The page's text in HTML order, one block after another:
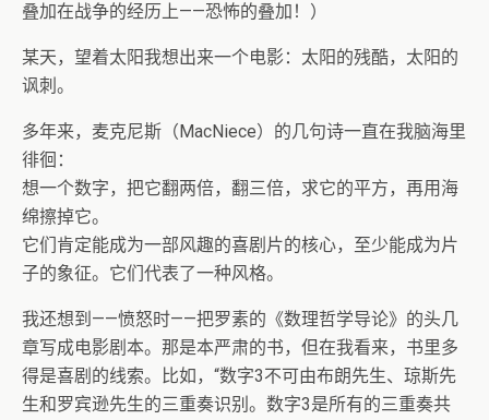
叠加在战争的经历上——恐怖的叠加！）
某天，望着太阳我想出来一个电影：太阳的残酷，太阳的
讽刺。
多年来，麦克尼斯（MacNiece）的几句诗一直在我脑海里
徘徊：
想一个数字，把它翻两倍，翻三倍，求它的平方，再用海
绵擦掉它。
它们肯定能成为一部风趣的喜剧片的核心，至少能成为片
子的象征。它们代表了一种风格。
我还想到——愤怒时——把罗素的《数理哲学导论》的头几
章写成电影剧本。那是本严肃的书，但在我看来，书里多
得是喜剧的线索。比如，“数字3不可由布朗先生、琼斯先
生和罗宾逊先生的三重奏识别。数字3是所有的三重奏共